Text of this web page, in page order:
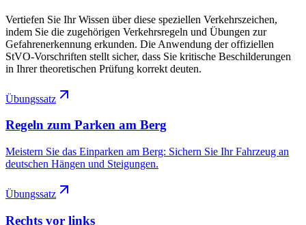
Vertiefen Sie Ihr Wissen über diese speziellen Verkehrszeichen,
indem Sie die zugehörigen Verkehrsregeln und Übungen zur
Gefahrenerkennung erkunden. Die Anwendung der offiziellen
StVO-Vorschriften stellt sicher, dass Sie kritische Beschilderungen
in Ihrer theoretischen Prüfung korrekt deuten.
Übungssatz
Regeln zum Parken am Berg
Meistern Sie das Einparken am Berg: Sichern Sie Ihr Fahrzeug an
deutschen Hängen und Steigungen.
Übungssatz
Rechts vor links